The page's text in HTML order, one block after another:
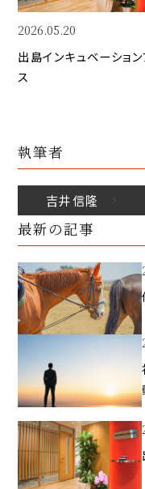
2026.05.20
出島インキュベーション
ス
執筆者
吉井信隆
最新の記事